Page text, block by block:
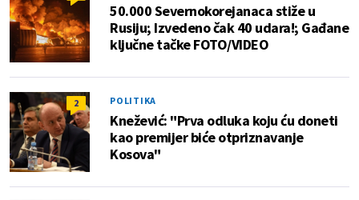
50.000 Severnokorejanaca stiže u
Rusiju; Izvedeno čak 40 udara!; Gađane
ključne tačke FOTO/VIDEO
2 POLITIKA
Knežević: "Prva odluka koju ću doneti
kao premijer biće otpriznavanje
Kosova"